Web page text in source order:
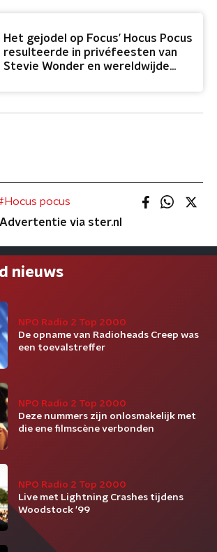
Het gejodel op Focus’ Hocus Pocus
resulteerde in privéfeesten van
Stevie Wonder en wereldwijde
pocus
Advertentie via ster.nl
nieuws
NPO Radio 2 Top 2000
De opname van Radioheads Creep was
een toevalstreffer
NPO Radio 2 Top 2000
Deze nummers zijn onlosmakelijk met
die ene filmscène verbonden
NPO Radio 2 Top 2000
Live met Lightning Crashes tijdens
Woodstock '99